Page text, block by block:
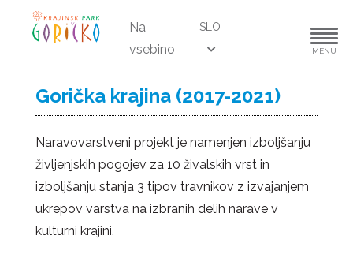
Na
vsebino
SLO
MENU
Gorička krajina (2017-2021)
Naravovarstveni projekt je namenjen izboljšanju
življenjskih pogojev za 10 živalskih vrst in
izboljšanju stanja 3 tipov travnikov z izvajanjem
ukrepov varstva na izbranih delih narave v
kulturni krajini.